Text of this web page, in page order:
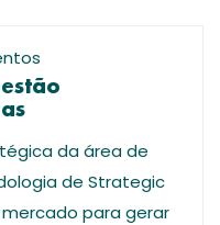
da área de
de Strategic
para gerar